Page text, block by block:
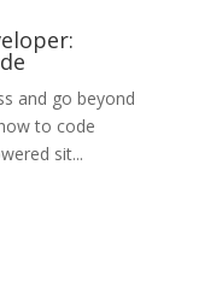
and go beyond
to code
sit...